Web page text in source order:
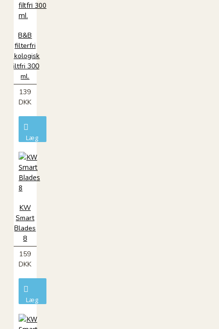
B&B
filterfri
økologisk
filtfri 300
ml.
139
DKK
Læg
kurv
KW
Smart
Blades
8
159
DKK
Læg
kurv